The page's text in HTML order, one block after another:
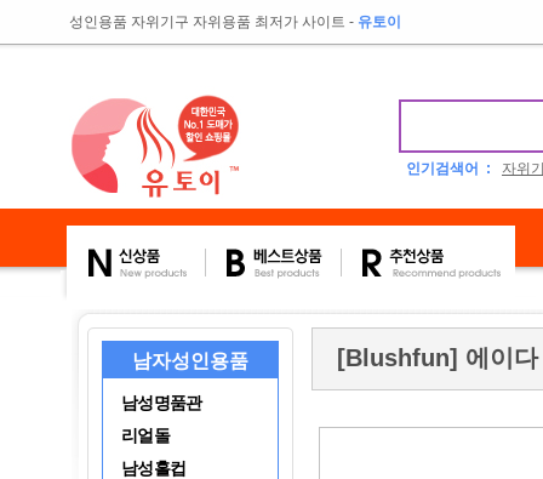
성인용품 자위기구 자위용품 최저가 사이트 - 유토이
인기검색어 : 자위
남자성인용품
남성명품관
리얼돌
남성홀컵
[Blushfun] 에이다